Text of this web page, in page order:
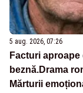
5 aug. 2026, 07:26
Facturi
beznă.Drama
Mărturii